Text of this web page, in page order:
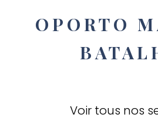
OPORTO
Voir tous nos